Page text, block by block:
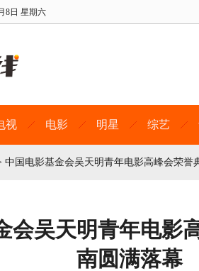
8日 星期六
视 电影 明星 综艺
中国电影基金会吴天明青年电影高峰会荣誉
会吴天明青年电影
南圆满落幕